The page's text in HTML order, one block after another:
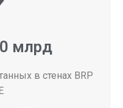
млрд
в стенах BRP